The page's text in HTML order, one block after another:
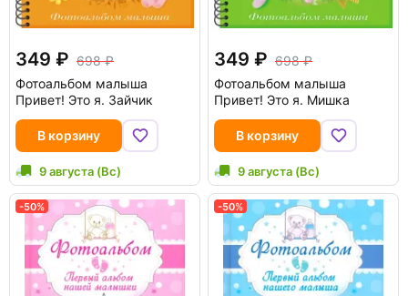
349
698
Фотоальбом малыша
Привет! Это я. Зайчик
В корзину
9 августа (Вс)
349
698
Фотоальбом малыша
Привет! Это я. Мишка
В корзину
9 августа (Вс)
-50% -50%